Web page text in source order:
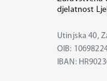
djelatnost
Utinjska 40,
OIB:
IBAN: